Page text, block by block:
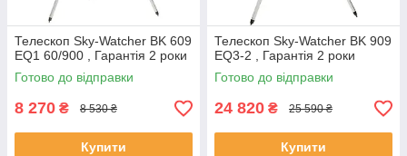
Телескоп Sky-Watcher BK 609
EQ1 60/900 , Гарантія 2 роки
Готово до відправки
8 270 ₴ 8 530 ₴
Купити
Телескоп Sky-Watcher BK 909
EQ3-2 , Гарантія 2 роки
Готово до відправки
24 820 ₴ 25 590 ₴
Купити